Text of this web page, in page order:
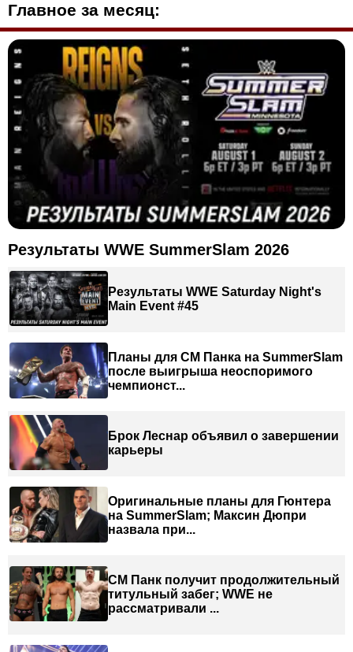
Главное за месяц:
Результаты WWE SummerSlam 2026
Результаты WWE Saturday Night's
Main Event #45
Планы для СМ Панка на SummerSlam
после выигрыша неоспоримого
чемпионст...
Брок Леснар объявил о завершении
карьеры
Оригинальные планы для Гюнтера
на SummerSlam; Максин Дюпри
назвала при...
СМ Панк получит продолжительный
титульный забег; WWE не
рассматривали ...